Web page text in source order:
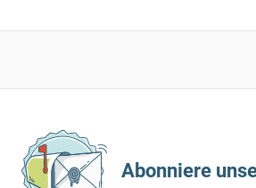
Abonniere